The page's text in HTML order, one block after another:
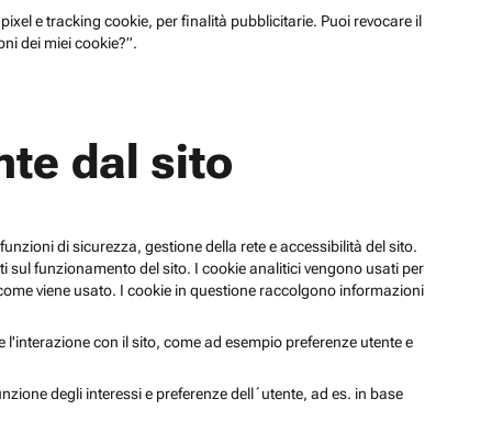
e tracking cookie, per finalità pubblicitarie. Puoi revocare il
dei miei cookie?”.
dal sito
di sicurezza, gestione della rete e accessibilità del sito.
funzionamento del sito. I cookie analitici vengono usati per
viene usato. I cookie in questione raccolgono informazioni
con il sito, come ad esempio preferenze utente e
degli interessi e preferenze dell´utente, ad es. in base